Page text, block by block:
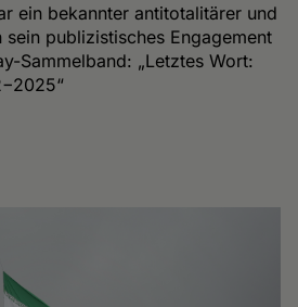
ein bekannter antitotalitärer und
publizistisches Engagement
Sammelband: „Letztes Wort: